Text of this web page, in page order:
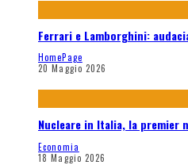
Ferrari e Lamborghini:
HomePage
20 Maggio 2026
Nucleare in Italia, la premier
Economia
18 Maggio 2026